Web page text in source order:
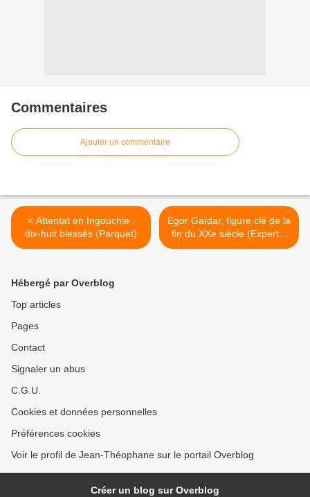
Commentaires
Ajouter un commentaire
< Attentat en Ingouchie :
dix-huit blessés (Parquet)
Egor Gaïdar, figure clé de la
fin du XXe siècle (Experts)
>
Hébergé par Overblog
Top articles
Pages
Contact
Signaler un abus
C.G.U.
Cookies et données personnelles
Préférences cookies
Voir le profil de Jean-Théophane sur le portail Overblog
Créer un blog sur Overblog